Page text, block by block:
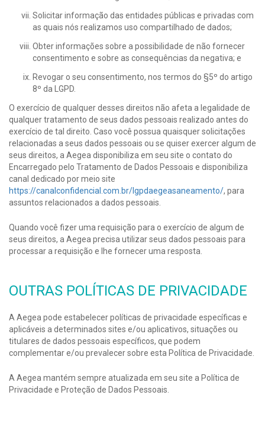
Solicitar informação das entidades públicas e privadas com
as quais nós realizamos uso compartilhado de dados;
Obter informações sobre a possibilidade de não fornecer
consentimento e sobre as consequências da negativa; e
Revogar o seu consentimento, nos termos do §5º do artigo
8º da LGPD.
O exercício de qualquer desses direitos não afeta a legalidade de
qualquer tratamento de seus dados pessoais realizado antes do
exercício de tal direito. Caso você possua quaisquer solicitações
relacionadas a seus dados pessoais ou se quiser exercer algum de
seus direitos, a Aegea disponibiliza em seu site o contato do
Encarregado pelo Tratamento de Dados Pessoais e disponibiliza
canal dedicado por meio site
https://canalconfidencial.com.br/lgpdaegeasaneamento/, para
assuntos relacionados a dados pessoais.
Quando você fizer uma requisição para o exercício de algum de
seus direitos, a Aegea precisa utilizar seus dados pessoais para
processar a requisição e lhe fornecer uma resposta.
OUTRAS POLÍTICAS DE PRIVACIDADE
A Aegea pode estabelecer políticas de privacidade específicas e
aplicáveis a determinados sites e/ou aplicativos, situações ou
titulares de dados pessoais específicos, que podem
complementar e/ou prevalecer sobre esta Política de Privacidade.
A Aegea mantém sempre atualizada em seu site a Política de
Privacidade e Proteção de Dados Pessoais.